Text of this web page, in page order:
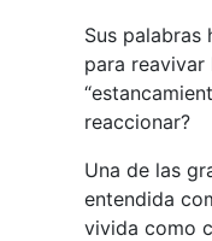
Sus palabras
para reavivar
reaccionar?
Una de las
entendida
vivida como